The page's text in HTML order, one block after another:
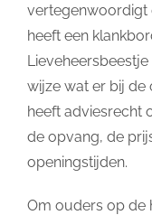
vertegenwoordigt
heeft een
wijze wat er bij de
heeft adviesrecht
de opvang, de
openingstijden.
Om ouders op de